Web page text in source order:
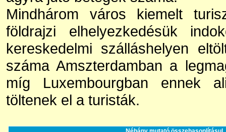
Mindhárom város kiemelt
földrajzi elhelyezkedésük
kereskedelmi szálláshelyen
száma Amszterdamban a
míg Luxembourgban ennek
töltenek el a turisták.